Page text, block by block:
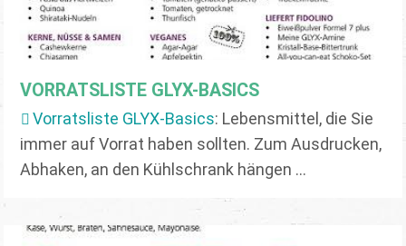
VORRATSLISTE GLYX-BASICS
Vorratsliste GLYX-Basics: Lebensmittel, die Sie
immer auf Vorrat haben sollten. Zum Ausdrucken,
Abhaken, an den Kühlschrank hängen ...